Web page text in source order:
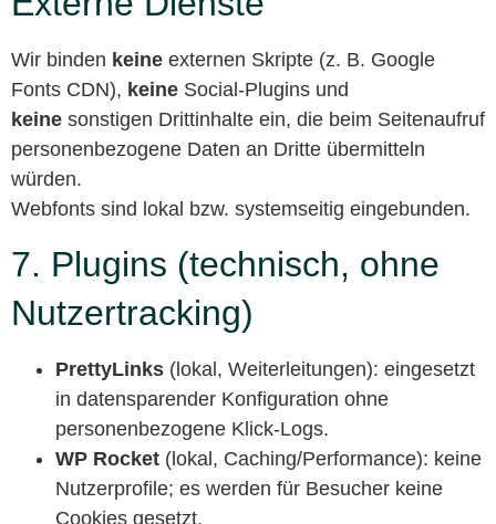
Wir binden keine externen Skripte (z. B. Google
Fonts CDN), keine Social-Plugins und
keine sonstigen Drittinhalte ein, die beim Seitenaufruf
personenbezogene Daten an Dritte übermitteln
würden.
Webfonts sind lokal bzw. systemseitig eingebunden.
7. Plugins (technisch, ohne
Nutzertracking)
PrettyLinks (lokal, Weiterleitungen): eingesetzt
in datensparender Konfiguration ohne
personenbezogene Klick-Logs.
WP Rocket (lokal, Caching/Performance): keine
Nutzerprofile; es werden für Besucher keine
Cookies gesetzt.